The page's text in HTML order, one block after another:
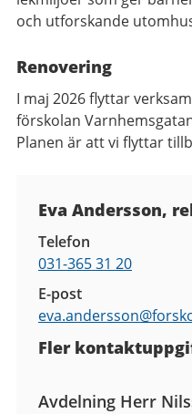
och utforskande
Renovering
I maj 2026 flyttar
förskolan
Planen är att vi flyttar
Eva Andersson,
Telefon
031-365 31 20
E-post
eva.andersson@
Fler
Avdelning Herr